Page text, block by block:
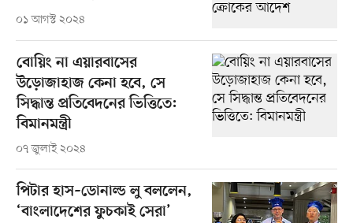
০১ আগস্ট ২০২৪
বোয়িং না এয়ারবাসের
উড়োজাহাজ কেনা হবে, সে
সিদ্ধান্ত প্রতিবেদনের ভিত্তিতে:
বিমানমন্ত্রী
০৭ জুলাই ২০২৪
পিটার হাস–ডোনাল্ড লু বললেন,
‘বাংলাদেশের ফুচকাই সেরা’